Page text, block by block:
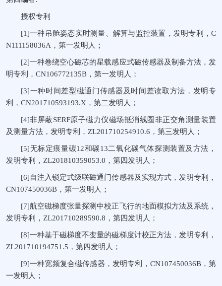
授权专利
[1]一种吊舱姿态实时测量、解算与监控装置，发明专利，C
N111158036A，第一发明人；
[2]一种卷绕空心磁芯的星载感应式磁传感器及制备方法，发
明专利，CN106772135B，第一发明人；
[3]一种时间差型磁通门传感器及时间差读取方法，发明专
利，CN201710593193.X，第二发明人；
[4]非屏蔽SERF原子磁力仪磁场抵消线圈非正交角测量装置
及测量方法，发明专利，ZL201710254910.6，第三发明人；
[5]无标定痕量碳12和碳13二氧化碳气体探测装置及方法，
发明专利，ZL201810359053.0，第四发明人；
[6]自注入锁定式级联磁通门传感器及实现方式，发明专利，
CN107450036B，第一发明人；
[7]航空磁梯度张量探测中校正飞行的地面模拟方法及系统，
发明专利，ZL201710289590.8，第四发明人；
[8]一种基于磁梯度不变量的磁梯度计校正方法，发明专利，
ZL201710194751.5，第四发明人；
[9]一种宽频复合磁传感器，发明专利，CN107450036B，第
一发明人；